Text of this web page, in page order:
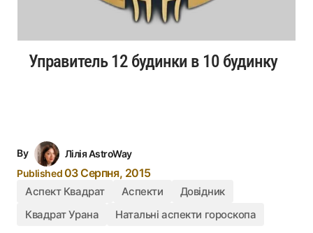
Управитель 12 будинки в 10 будинку
By
Лілія AstroWay
Published03 Серпня, 2015
Аспект Квадрат Аспекти
Довідник
Квадрат Урана
Натальні аспекти гороскопа